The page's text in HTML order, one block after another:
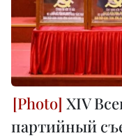
XIV
партийный